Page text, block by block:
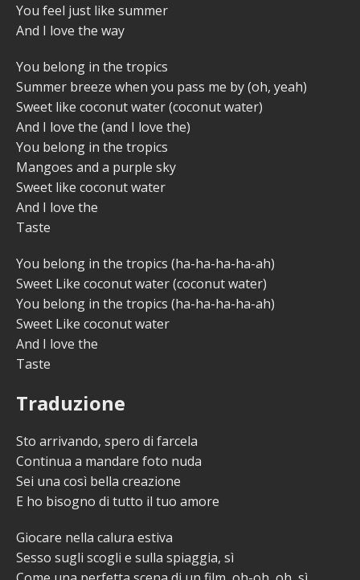
You feel just like summer
And I love the way
You belong in the tropics
Summer breeze when you pass me by (oh, yeah)
Sweet like coconut water (coconut water)
And I love the (and I love the)
You belong in the tropics
Mangoes and a purple sky
Sweet like coconut water
And I love the
Taste
You belong in the tropics (ha-ha-ha-ha-ah)
Sweet Like coconut water (coconut water)
You belong in the tropics (ha-ha-ha-ha-ah)
Sweet Like coconut water
And I love the
Taste
Traduzione
Sto arrivando, spero di farcela
Continua a mandare foto nuda
Sei una così bella creazione
E ho bisogno di tutto il tuo amore
Giocare nella calura estiva
Sesso sugli scogli e sulla spiaggia, sì